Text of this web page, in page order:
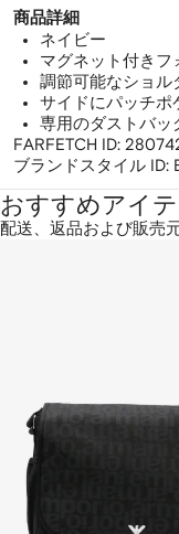
商品詳細
ネイビー
マグネット付きフ
調節可能なショル
サイドにパッチポ
専用のダストバッ
FARFETCH ID:
ブランドスタイル ID:
配送、返品および販売
おすすめアイテ